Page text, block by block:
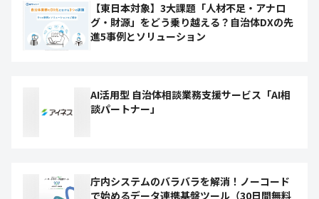
【東日本対象】3大課題「人材不足・アナロ
グ・財源」をどう乗り越える？自治体DXの先
進5事例とソリューション
AI活用型 自治体相談業務支援サービス「AI相
談パートナー」
庁内システムのバラバラを解消！ノーコード
で始めるデータ連携基盤ツール（30日間無料